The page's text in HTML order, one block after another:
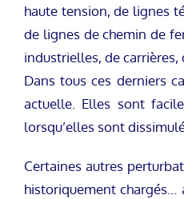
haute tension, de lignes
de lignes de chemin de
industrielles, de
Dans tous ces derniers
actuelle. Elles sont
lorsqu’elles sont
Certaines autres
historiquement chargés…